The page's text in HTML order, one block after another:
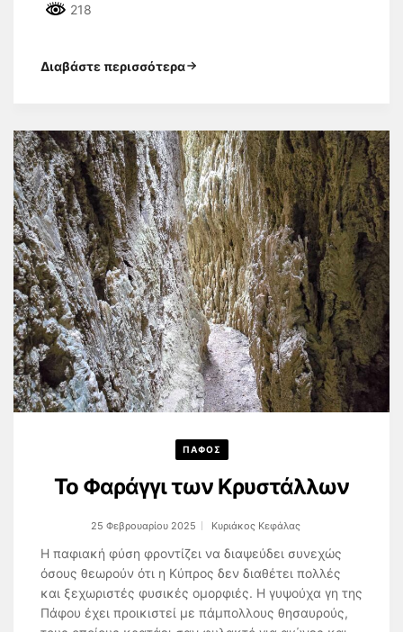
218
Διαβάστε περισσότερα
ΠΑΦΟΣ
Το Φαράγγι των Κρυστάλλων
25 Φεβρουαρίου 2025 Κυριάκος Κεφάλας
Η παφιακή φύση φροντίζει να διαψεύδει συνεχώς
όσους θεωρούν ότι η Κύπρος δεν διαθέτει πολλές
και ξεχωριστές φυσικές ομορφιές. Η γυψούχα γη της
Πάφου έχει προικιστεί με πάμπολλους θησαυρούς,